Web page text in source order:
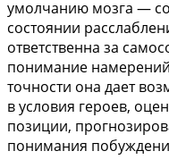
умолчанию мозга —
состоянии
ответственна за
понимание
точности она дает
в условия героев,
позиции,
понимания